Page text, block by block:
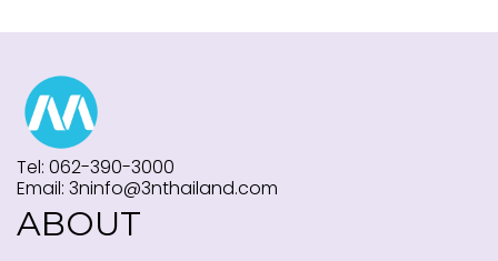
Tel: 062-390-3000
Email: 3ninfo@3nthailand.com
ABOUT